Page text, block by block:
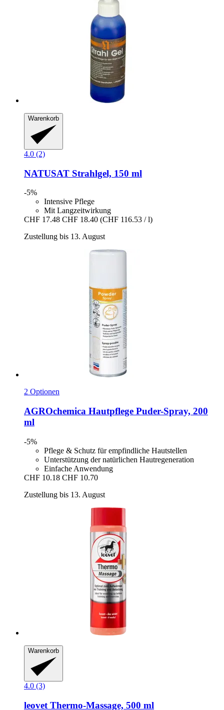
Warenkorb
4.0 (2)
NATUSAT Strahlgel, 150 ml
-5%
Intensive Pflege
Mit Langzeitwirkung
CHF 17.48 CHF 18.40 (CHF 116.53 / l)
Zustellung bis 13. August
2 Optionen
AGROchemica Hautpflege Puder-​Spray, 200
ml
-5%
Pflege & Schutz für empfindliche Hautstellen
Unterstützung der natürlichen Hautregeneration
Einfache Anwendung
CHF 10.18 CHF 10.70
Zustellung bis 13. August
Warenkorb
4.0 (3)
leovet Thermo-​Massage, 500 ml